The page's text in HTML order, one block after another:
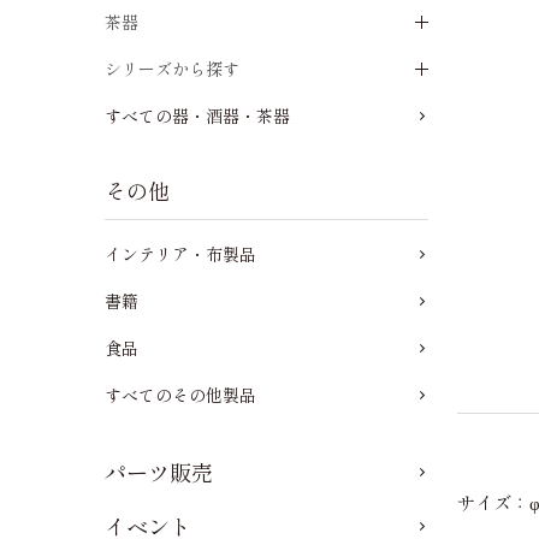
サイズ：
茶器
シリーズから探す
すべての器・酒器・茶器
その他
インテリア・布製品
書籍
食品
すべてのその他製品
パーツ販売
イベント